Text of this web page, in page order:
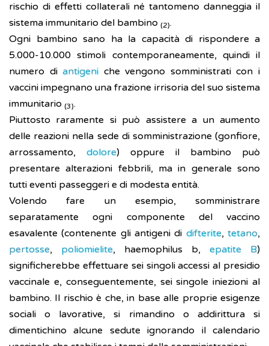
rischio di effetti collaterali né tantomeno danneggia il
sistema immunitario del bambino (2).
Ogni bambino sano ha la capacità di rispondere a
5.000-10.000 stimoli contemporaneamente, quindi il
numero diantigeni che vengono somministrati con i
vaccini impegnano una frazione irrisoria del suo sistema
immunitario (3).
Piuttosto raramente si può assistere a un aumento
delle reazioni nella sede di somministrazione (gonfiore,
arrossamento, dolore) oppure il bambino può
presentare alterazioni febbrili, ma in generale sono
tutti eventi passeggeri e di modesta entità.
Volendo fare un esempio, somministrare
separatamente ogni componente del vaccino
esavalente (contenente gli antigeni di difterite,tetano,
pertosse, poliomielite, haemophilus b, epatite B)
significherebbe effettuare sei singoli accessi al presidio
vaccinale e, conseguentemente, sei singole iniezioni al
bambino. Il rischio è che, in base alle proprie esigenze
sociali o lavorative, si rimandino o addirittura si
dimentichino alcune sedute ignorando il calendario